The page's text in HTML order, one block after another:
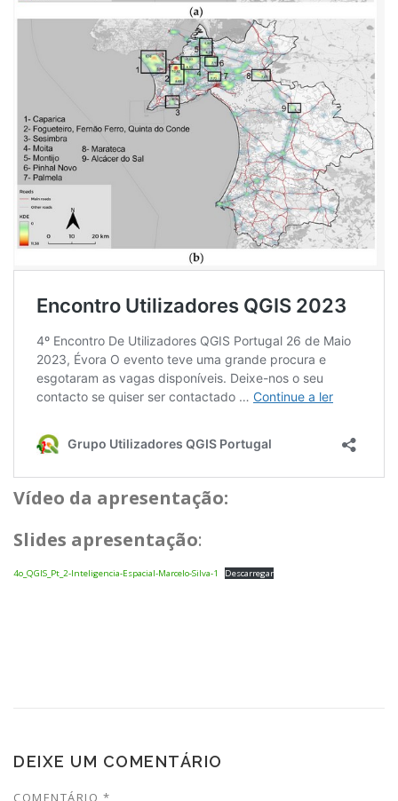
Vídeo da apresentação:
Slides apresentação:
4o_QGIS_Pt_2-Inteligencia-Espacial-Marcelo-Silva-1 Descarregar
DEIXE UM COMENTÁRIO
COMENTÁRIO *